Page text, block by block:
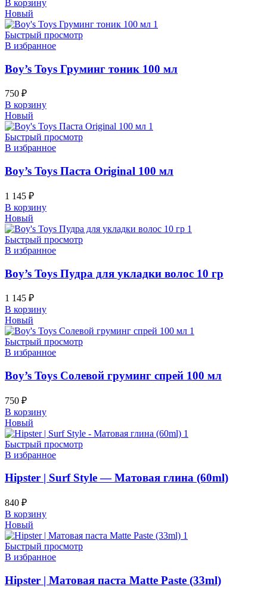
В корзину
Новый
Быстрый просмотр
В избранное
Boy’s Toys Груминг тоник 100 мл
750 ₽
В корзину
Новый
Быстрый просмотр
В избранное
Boy’s Toys Паста Original 100 мл
1 145 ₽
В корзину
Новый
Быстрый просмотр
В избранное
Boy’s Toys Пудра для укладки волос 10 гр
1 145 ₽
В корзину
Новый
Быстрый просмотр
В избранное
Boy’s Toys Солевой груминг спрей 100 мл
750 ₽
В корзину
Новый
Быстрый просмотр
В избранное
Hipster | Surf Style — Матовая глина (60ml)
840 ₽
В корзину
Новый
Быстрый просмотр
В избранное
Hipster | Матовая паста Matte Paste (33ml)